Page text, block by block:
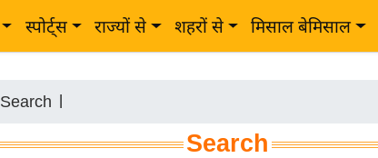
स्पोर्ट्स राज्यों से शहरों से मिसाल बेमिसाल
Search
Search